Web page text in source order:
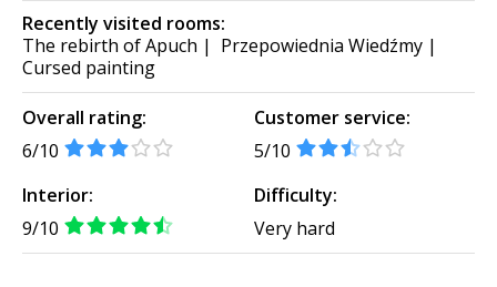
Recently visited rooms:
The rebirth of Apuch | Przepowiednia Wiedźmy |
Cursed painting
Overall rating:
6/10
Customer service:
5/10
Interior:
9/10
Difficulty:
Very hard